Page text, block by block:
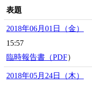
表題
2018年06月01日（金）
15:57
臨時報告書（PDF）
2018年05月24日（木）